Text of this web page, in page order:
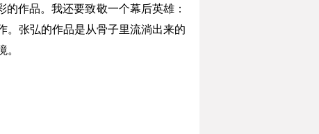
作品。我还要致敬一个幕后英雄：
。张弘的作品是从骨子里流淌出来的